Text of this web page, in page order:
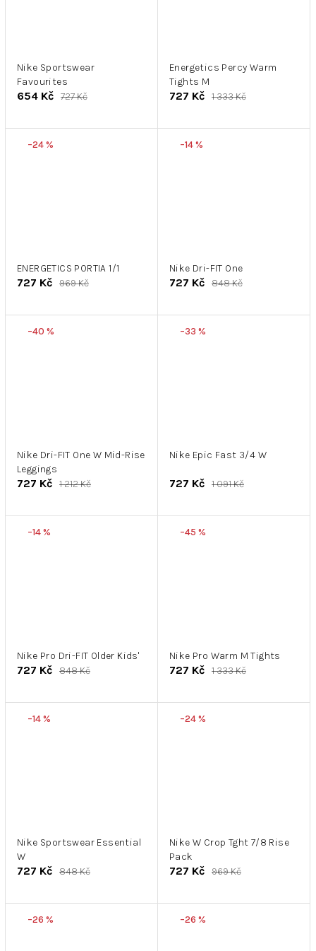
Nike Sportswear
Favourites
654 Kč 727 Kč
Energetics Percy Warm
Tights M
727 Kč 1 333 Kč
–24 %
ENERGETICS PORTIA 1/1
727 Kč 969 Kč
–14 %
Nike Dri-FIT One
727 Kč 848 Kč
–40 %
Nike Dri-FIT One W Mid-Rise
Leggings
727 Kč 1 212 Kč
–33 %
Nike Epic Fast 3/4 W
727 Kč 1 091 Kč
–14 %
Nike Pro Dri-FIT Older Kids'
727 Kč 848 Kč
–45 %
Nike Pro Warm M Tights
727 Kč 1 333 Kč
–14 %
Nike Sportswear Essential
W
727 Kč 848 Kč
–24 %
Nike W Crop Tght 7/8 Rise
Pack
727 Kč 969 Kč
–26 % –26 %